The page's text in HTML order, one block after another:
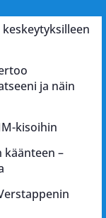
ja näin
kisoihin
käänteen –